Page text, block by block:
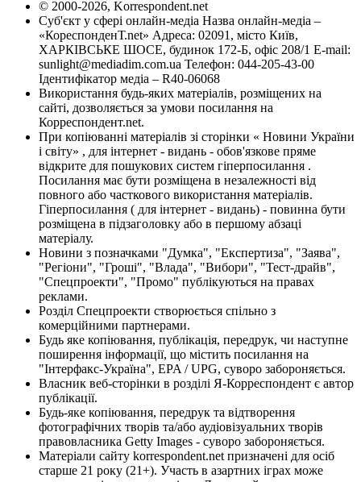
© 2000-2026, Korrespondent.net
Суб'єкт у сфері онлайн-медіа Назва онлайн-медіа –
«КореспонденТ.net» Адреса: 02091, місто Київ,
ХАРКІВСЬКЕ ШОСЕ, будинок 172-Б, офіс 208/1 E-mail:
sunlight@mediadim.com.ua Телефон: 044-205-43-00
Ідентифікатор медіа – R40-06068
Використання будь-яких матеріалів, розміщених на
сайті, дозволяється за умови посилання на
Корреспондент.net.
При копіюванні матеріалів зі сторінки « Новини України
і світу» , для інтернет - видань - обов'язкове пряме
відкрите для пошукових систем гіперпосилання .
Посилання має бути розміщена в незалежності від
повного або часткового використання матеріалів.
Гіперпосилання ( для інтернет - видань) - повинна бути
розміщена в підзаголовку або в першому абзаці
матеріалу.
Новини з позначками "Думка", "Експертиза", "Заява",
"Регіони", "Гроші", "Влада", "Вибори", "Тест-драйв",
"Спецпроекти", "Промо" публікуються на правах
реклами.
Розділ Спецпроекти створюється спільно з
комерційними партнерами.
Будь яке копіювання, публікація, передрук, чи наступне
поширення інформації, що містить посилання на
"Інтерфакс-Україна", EPA / UPG, суворо забороняється.
Власник веб-сторінки в розділі Я-Корреспондент є автор
публікації.
Будь-яке копіювання, передрук та відтворення
фотографічних творів та/або аудіовізуальних творів
правовласника Getty Images - суворо забороняється.
Матеріали сайту korrespondent.net призначені для осіб
старше 21 року (21+). Участь в азартних іграх може